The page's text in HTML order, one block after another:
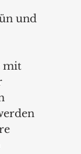
und
mit